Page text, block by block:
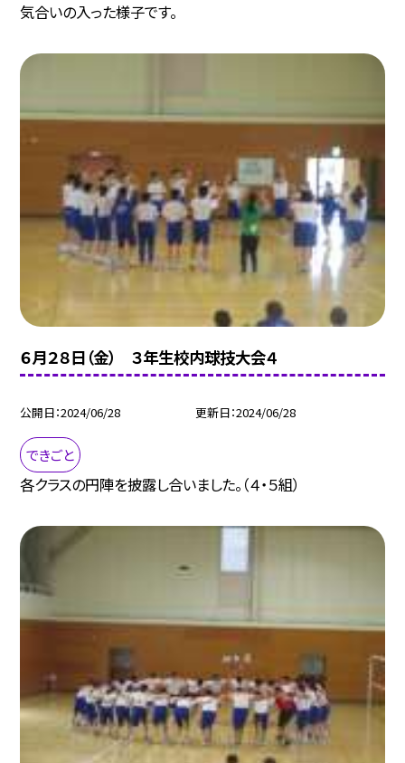
気合いの入った様子です。
６月２８日（金） ３年生校内球技大会４
公開日 2024/06/28 更新日 2024/06/28
できごと
各クラスの円陣を披露し合いました。（４・５組）